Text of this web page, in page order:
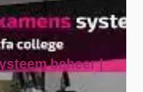
beheer |